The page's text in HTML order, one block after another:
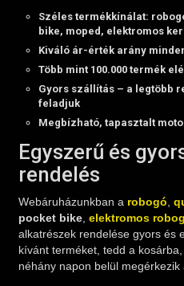
bike, moped, elektromos
Kiváló ár-érték arány
Több mint100.000 termék
Gyors szállítás – a legtöbb
feladjuk
Megbízható, tapasztalt
Egyszerű és
rendelés
pocket bike,elektromos
alkatrészek rendelése gyors és
kívánt terméket, tedd a
néhány napon belül megérkezik
Ha segítségre van szükséged,